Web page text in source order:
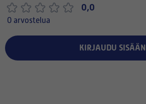
0,0
0 arvostelua
KIRJAUDU SISÄÄN